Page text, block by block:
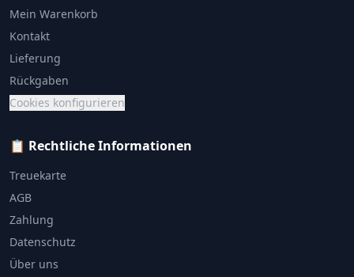
Mein Warenkorb
Kontakt
Lieferung
Rückgaben
Cookies konfigurieren
📋 Rechtliche Informationen
Treuekarte
AGB
Zahlung
Datenschutz
Über uns